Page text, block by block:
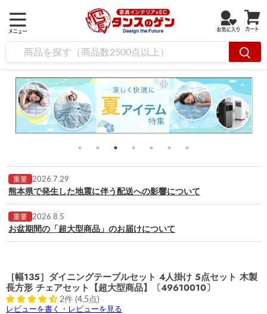
重要 2026.7.29
熊本県で発生した地震に伴う配送への影響について
重要 2026.8.5
お盆期間の「超大型商品」のお届けについて
［幅135］ダイニングテーブルセット 4人掛け 5点セット 木製
長方形 チェアセット【超大型商品】〔49610010〕
2件 (4.5点)
レビューを書く・レビューを見る